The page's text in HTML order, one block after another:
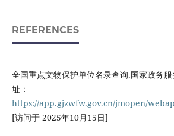
REFERENCES
全国重点文物保护单位名录查询.国家政务
址：
https://app.gjzwfw.gov.cn/jmopen/
[访问于 2025年10月15日]